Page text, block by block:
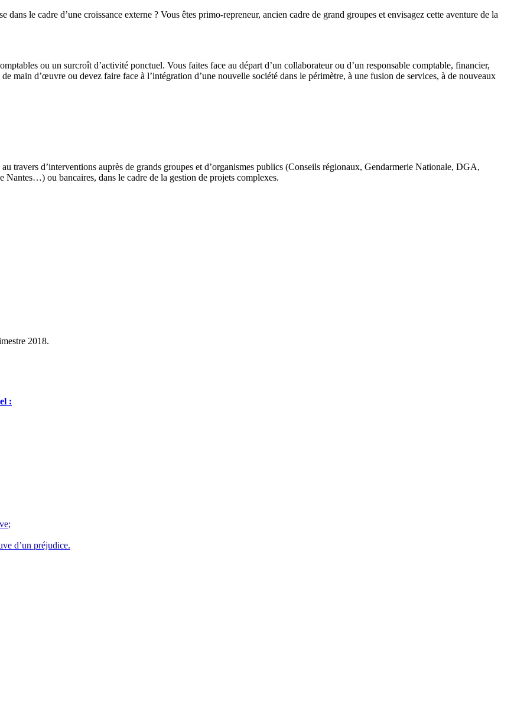
dans le cadre d’une croissance externe ? Vous êtes primo-repreneur, ancien cadre de grand groupes et envisagez cette aventure de la
ou un surcroît d’activité ponctuel. Vous faites face au départ d’un collaborateur ou d’un responsable comptable, financier,
main d’œuvre ou devez faire face à l’intégration d’une nouvelle société dans le périmètre, à une fusion de services, à de nouveaux
travers d’interventions auprès de grands groupes et d’organismes publics (Conseils régionaux, Gendarmerie Nationale, DGA,
ou bancaires, dans le cadre de la gestion de projets complexes.
2018.
:
;
d’un préjudice.